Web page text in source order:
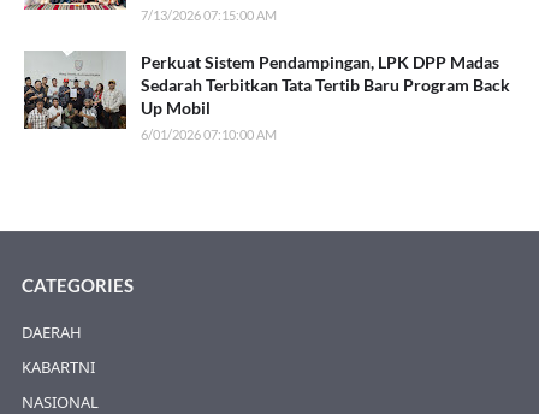
7/13/2026 07:15:00 AM
Perkuat Sistem Pendampingan, LPK DPP Madas
Sedarah Terbitkan Tata Tertib Baru Program Back
Up Mobil
6/01/2026 07:10:00 AM
CATEGORIES
DAERAH
KABARTNI
NASIONAL